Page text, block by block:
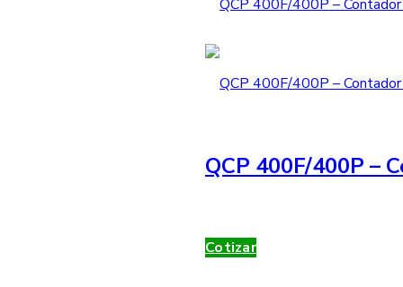
QCP 400F/400P –
Cotizar